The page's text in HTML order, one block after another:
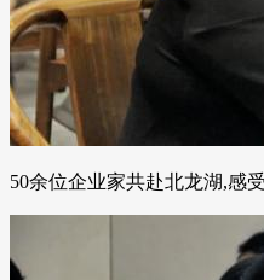
50余位企业家共赴北龙湖,感